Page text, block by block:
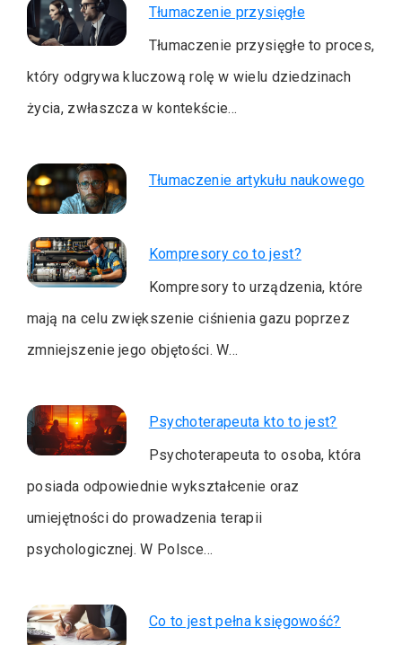
Tłumaczenie przysięgłe
Tłumaczenie przysięgłe to proces,
który odgrywa kluczową rolę w wielu dziedzinach
życia, zwłaszcza w kontekście…
Tłumaczenie artykułu naukowego
Kompresory co to jest?
Kompresory to urządzenia, które
mają na celu zwiększenie ciśnienia gazu poprzez
zmniejszenie jego objętości. W…
Psychoterapeuta kto to jest?
Psychoterapeuta to osoba, która
posiada odpowiednie wykształcenie oraz
umiejętności do prowadzenia terapii
psychologicznej. W Polsce…
Co to jest pełna księgowość?